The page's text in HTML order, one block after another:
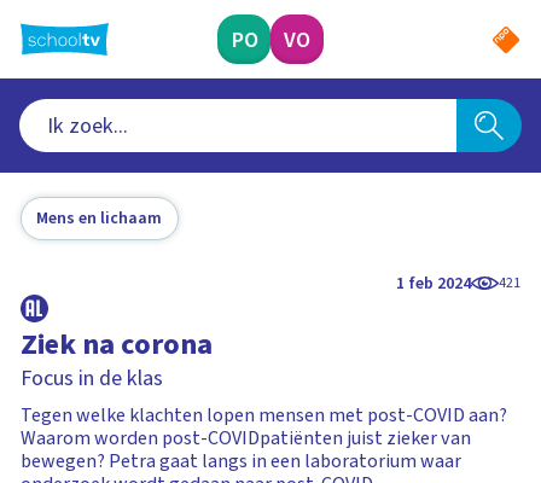
naar
hoofdinhoud
PO VO
Mens en lichaam
1 feb 2024 421
Ziek na corona
Focus in de klas
Tegen welke klachten lopen mensen met post-COVID aan?
Waarom worden post-COVIDpatiënten juist zieker van
bewegen? Petra gaat langs in een laboratorium waar